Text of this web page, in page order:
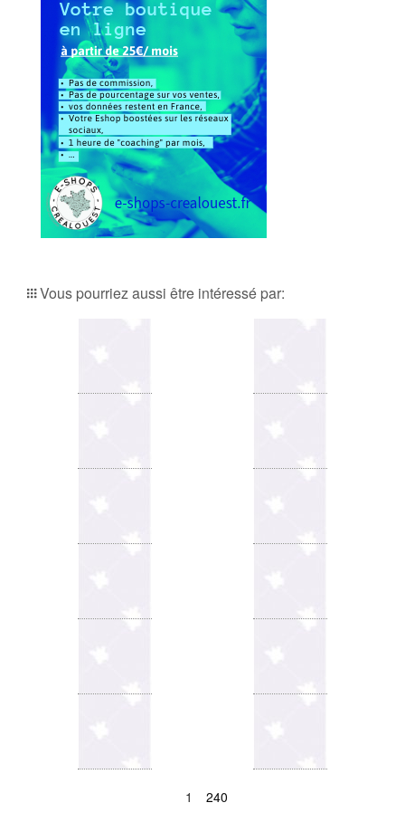
Vous pourriez aussi être intéressé par:
1 240